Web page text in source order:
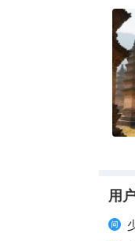
名“
古
名刹。
国
其
出
国家
内
用